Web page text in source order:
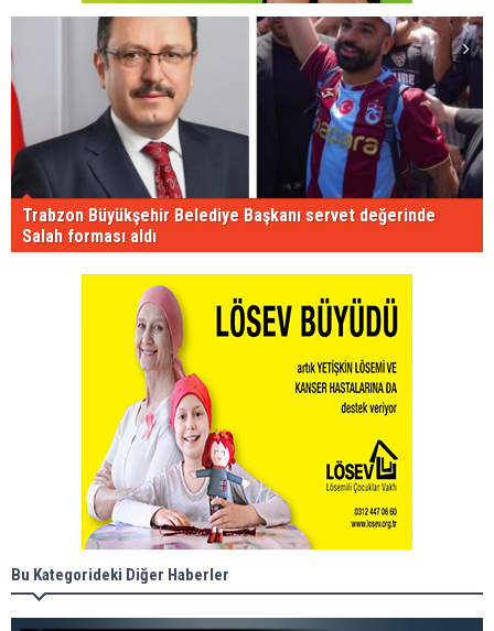
Trabzon Büyükşehir Belediye Başkanı servet değerinde
Salah forması aldı
Bu Kategorideki Diğer Haberler